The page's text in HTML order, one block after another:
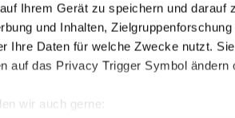
Ihrem Gerät zu speichern und darauf
und Inhalten,
Ihre Daten für welche Zwecke nutzt.
auf das Privacy Trigger Symbol ändern
wir auch gerne:
"Die Bahn
schneller, schlanker
in den